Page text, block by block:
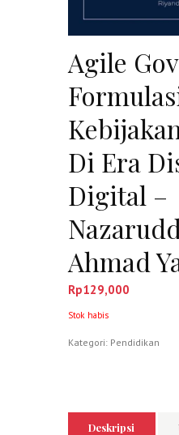
Agile
Di Era
Digital –
Ahmad
Rp129,000
Stok habis
Kategori: Pendidikan
Deskripsi